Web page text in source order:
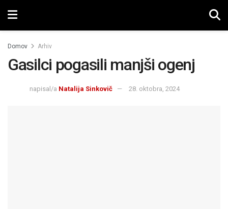
Domov Arhiv
Gasilci pogasili manjši ogenj
napisal/a Natalija Sinkovič 28. oktobra, 2024